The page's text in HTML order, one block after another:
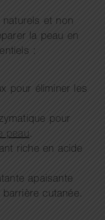
et non
la peau en
:
pour éliminer les
pour
peau.
riche en acide
apaisante
cutanée.